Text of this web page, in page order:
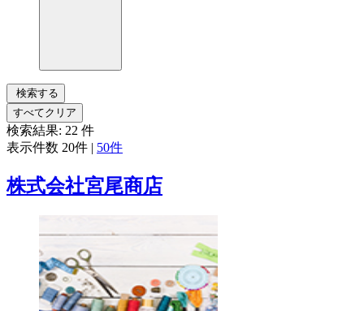
検索する
すべてクリア
検索結果: 22 件
表示件数 20件 | 50件
株式会社宮尾商店